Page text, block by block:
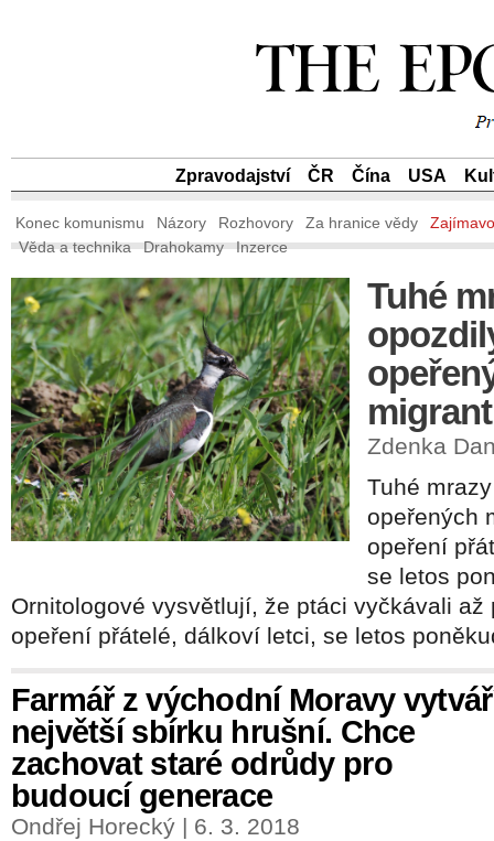
Zpravodajství ČR Čína USA
Konec komunismu Názory Rozhovory Za hranice vědy
Věda a technika
Drahokamy Inzerce
Tuhé
Zdenka
Tuhé
opeřených
opeření
se letos
Ornitologové vysvětlují, že ptáci vyčkávali až
opeření přátelé, dálkoví letci, se letos
Farmář z východní Moravy
největší sbírku hrušní. Chce
zachovat staré odrůdy pro
budoucí generace
Ondřej Horecký | 6. 3. 2018